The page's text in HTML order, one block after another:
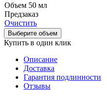
Объем 50 мл
Предзаказ
Очистить
Выберите объем
Купить в один клик
Описание
Доставка
Гарантия подлинности
Отзывы